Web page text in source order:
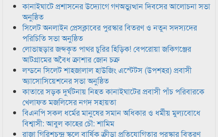
কানাইঘাটে প্রশাসনের উদ্যোগে গণঅভ্যুত্থান দিবসের আলোচনা সভা
অনুষ্ঠিত
সিলেট অনলাইন প্রেসক্লাবের পুরস্কার বিতরণ ও নতুন সদস্যদের
পরিচিতি সভা অনুষ্ঠিত
লোভাছড়ার জব্দকৃত পাথর চুরির হিড়িক! বেপরোয়া জকিগঞ্জের
আটগ্রামের অবৈধ ক্রাশার জোন চক্র
লন্ডনে সিলেট শাহজালাল হাউজিং এস্টেটস (উপশহর) প্রবাসী
অ্যাসোসিয়েশনের সভা অনুষ্ঠিত
কাতারে সড়ক দুর্ঘটনায় নিহত কানাইঘাটের প্রবাসী পাঁচ পরিবারকে
খেলাফত মজলিসের নগদ সহায়তা
বিএনপি সকল ধর্মের মানুষের সমান অধিকার ও ধর্মীয় মুল্যবোধে
বিশ্বাসী: আবুল কাহের চৌ: শামিম
রাজা গিরিশচন্দ্র স্কুলে বার্ষিক ক্রীড়া প্রতিযোগিতার পুরস্কার বিতরণ